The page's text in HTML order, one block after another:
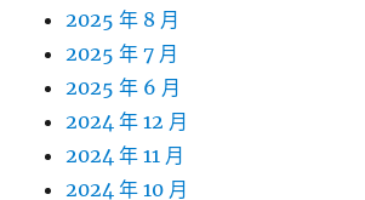
2025 年 8 月
2025 年 7 月
2025 年 6 月
2024 年 12 月
2024 年 11 月
2024 年 10 月